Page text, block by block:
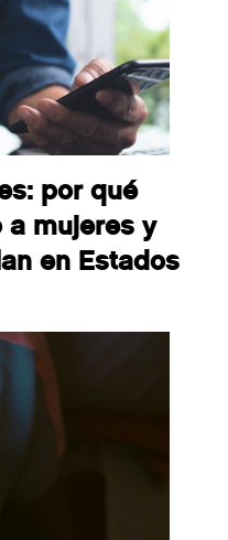
por qué
mujeres y
en Estados